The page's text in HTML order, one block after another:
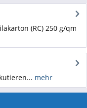
(RC) 250 g/qm
mehr